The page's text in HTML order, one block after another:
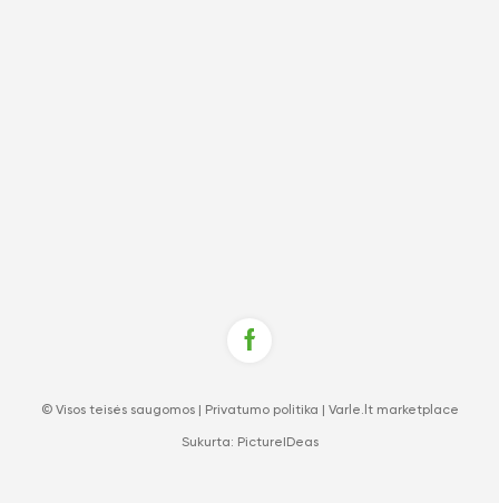
© Visos teisės saugomos | Privatumo politika Varle.lt marketplace
Sukurta: PictureIDeas